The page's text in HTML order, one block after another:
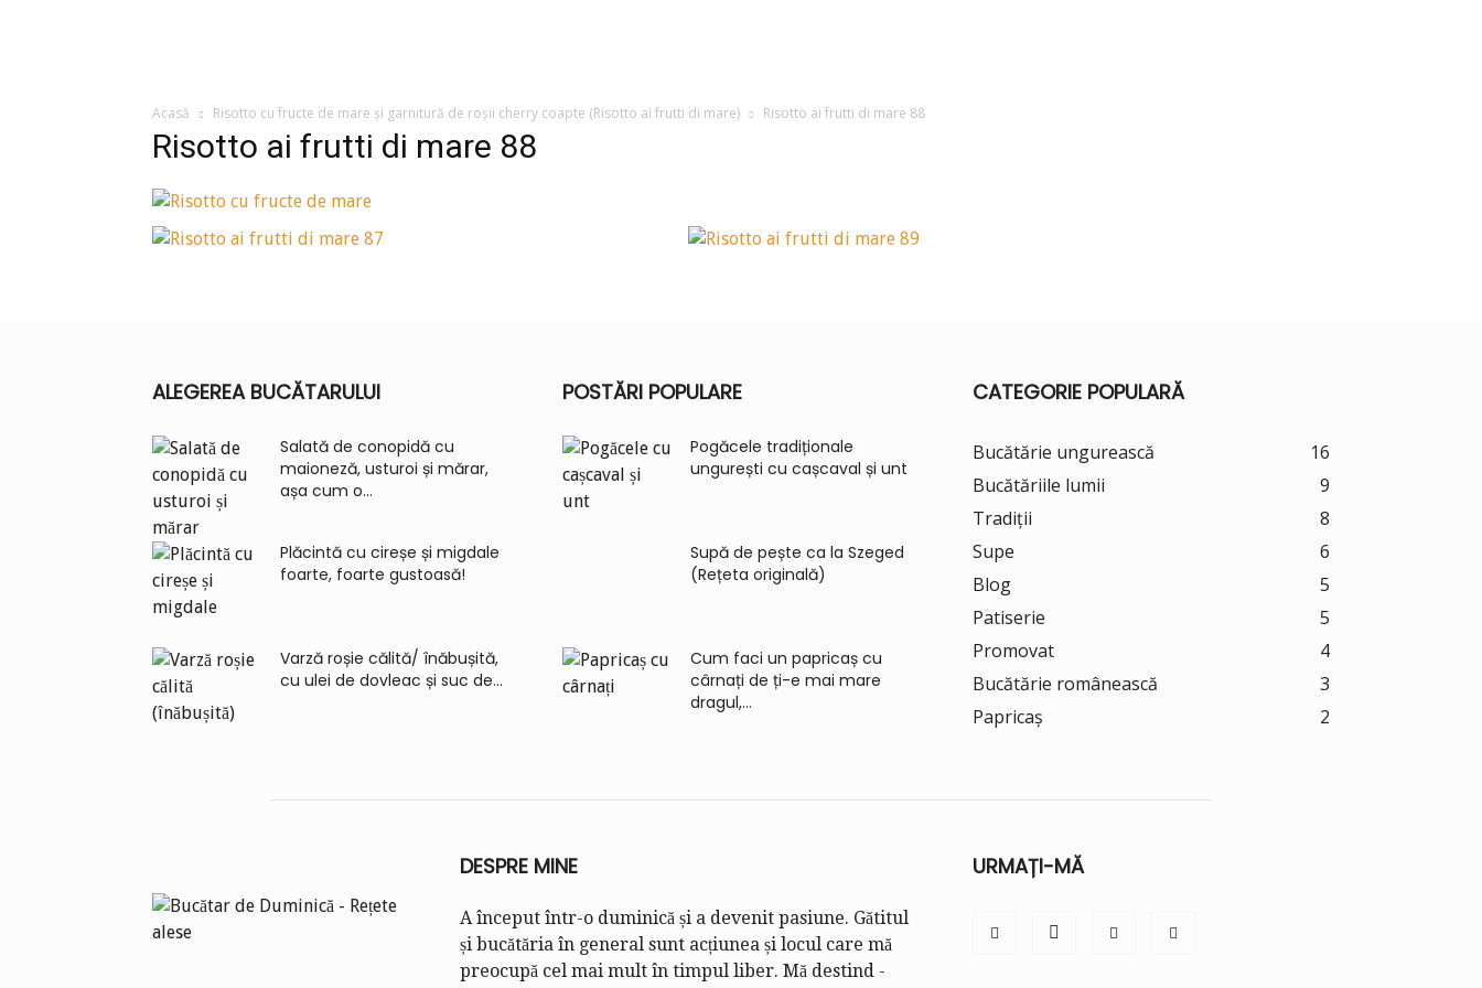
Acasă Risotto cu fructe de mare și garnitură de roșii cherry coapte (Risotto ai frutti di mare) Risotto ai frutti di mare 88
Risotto ai frutti di mare 88
ALEGEREA BUCĂTARULUI
Salată de conopidă cu
maioneză, usturoi și mărar,
așa cum o...
Plăcintă cu cireșe și migdale
foarte, foarte gustoasă!
Varză roșie călită/ înăbușită,
cu ulei de dovleac și suc de...
POSTĂRI POPULARE
Pogăcele tradiționale
ungurești cu cașcaval și unt
Supă de pește ca la Szeged
(Rețeta originală)
Cum faci un papricaș cu
cârnați de ți-e mai mare
dragul,...
CATEGORIE POPULARĂ
Bucătărie ungurească
16
Bucătăriile lumii
9
Tradiții
8
Supe
6
Blog
5
Patiserie
5
Promovat
4
Bucătărie românească
3
Papricaș
2
DESPRE MINE
A început într-o duminică și a devenit pasiune. Gătitul
și bucătăria în general sunt acțiunea și locul care mă
preocupă cel mai mult în timpul liber. Mă destind -
URMAȚI-MĂ